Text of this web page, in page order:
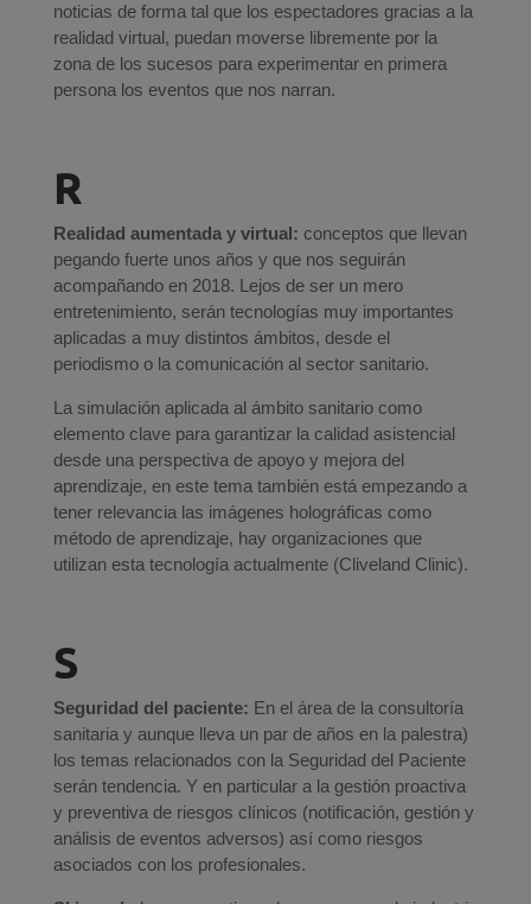
noticias de forma tal que los espectadores gracias a la
realidad virtual, puedan moverse libremente por la
zona de los sucesos para experimentar en primera
persona los eventos que nos narran.
R
Realidad aumentada y virtual: conceptos que llevan
pegando fuerte unos años y que nos seguirán
acompañando en 2018. Lejos de ser un mero
entretenimiento, serán tecnologías muy importantes
aplicadas a muy distintos ámbitos, desde el
periodismo o la comunicación al sector sanitario.
La simulación aplicada al ámbito sanitario como
elemento clave para garantizar la calidad asistencial
desde una perspectiva de apoyo y mejora del
aprendizaje, en este tema también está empezando a
tener relevancia las imágenes holográficas como
método de aprendizaje, hay organizaciones que
utilizan esta tecnología actualmente (Cliveland Clinic).
S
Seguridad del paciente: En el área de la consultoría
sanitaria y aunque lleva un par de años en la palestra)
los temas relacionados con la Seguridad del Paciente
serán tendencia. Y en particular a la gestión proactiva
y preventiva de riesgos clínicos (notificación, gestión y
análisis de eventos adversos) así como riesgos
asociados con los profesionales.